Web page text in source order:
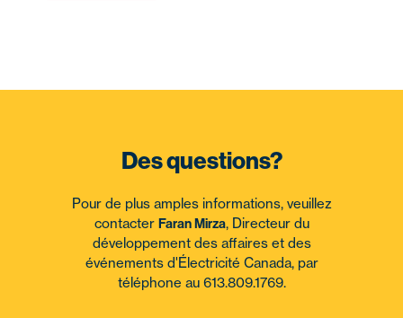
Des questions?
Pour de plus amples informations, veuillez
contacter Faran Mirza, Directeur du
développement des affaires et des
événements d'Électricité Canada, par
téléphone au 613.809.1769.